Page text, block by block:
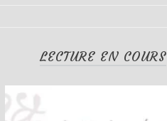
LECTURE EN COURS